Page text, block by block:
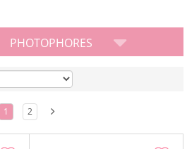
PHOTOPHORES
1 2